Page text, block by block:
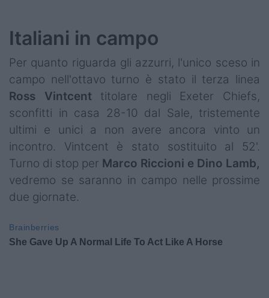
Italiani in campo
Per quanto riguarda gli azzurri, l'unico sceso in
campo nell'ottavo turno è stato il terza linea
Ross Vintcent titolare negli Exeter Chiefs,
sconfitti in casa 28-10 dal Sale, tristemente
ultimi e unici a non avere ancora vinto un
incontro. Vintcent è stato sostituito al 52'.
Turno di stop per Marco Riccioni e Dino Lamb,
vedremo se saranno in campo nelle prossime
due giornate.